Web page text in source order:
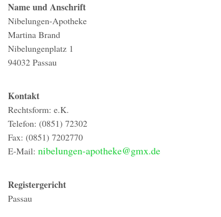
Name und Anschrift
Nibelungen-Apotheke
Martina Brand
Nibelungenplatz 1
94032 Passau
Kontakt
Rechtsform: e.K.
Telefon: (0851) 72302
Fax: (0851) 7202770
E-Mail: nibelungen-apotheke@gmx.de
Registergericht
Passau